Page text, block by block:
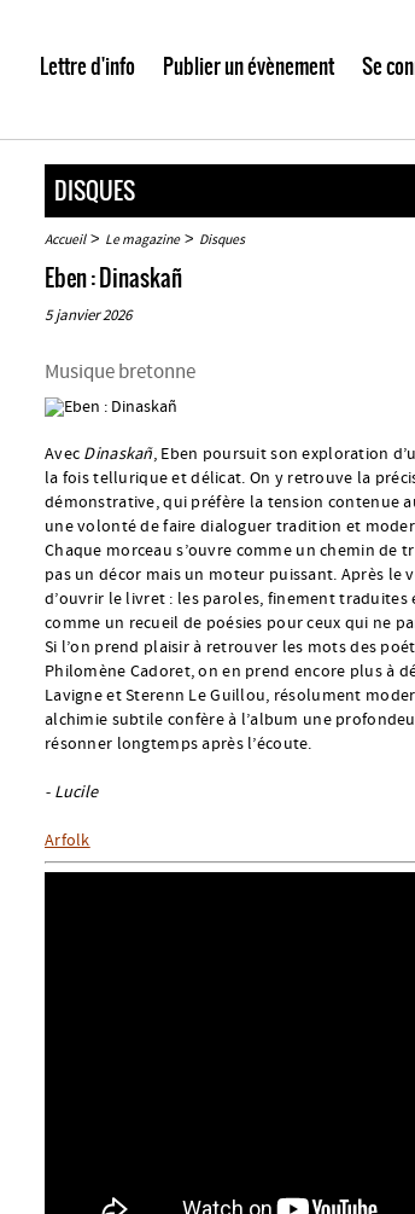
Lettre d'info Publier un évènement Se
DISQUES
Accueil> Le magazine> Disques
Eben : Dinaskañ
5 janvier 2026
Musique bretonne
Avec Dinaskañ, Eben poursuit son exploration
la fois tellurique et délicat. On y retrouve la
démonstrative, qui préfère la tension contenue
une volonté de faire dialoguer tradition et
Chaque morceau s’ouvre comme un chemin de
pas un décor mais un moteur puissant. Après le
d’ouvrir le livret : les paroles, finement traduites
comme un recueil de poésies pour ceux qui ne
Si l’on prend plaisir à retrouver les mots des
Philomène Cadoret, on en prend encore plus à
Lavigne et Sterenn Le Guillou, résolument
alchimie subtile confère à l’album une
résonner longtemps après l’écoute.
- Lucile
Arfolk